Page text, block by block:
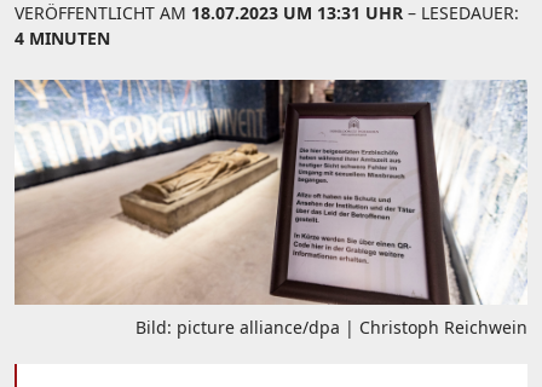
VERÖFFENTLICHT AM 18.07.2023 UM 13:31 UHR – LESEDAUER:
4 MINUTEN
Bild: picture alliance/dpa | Christoph Reichwein